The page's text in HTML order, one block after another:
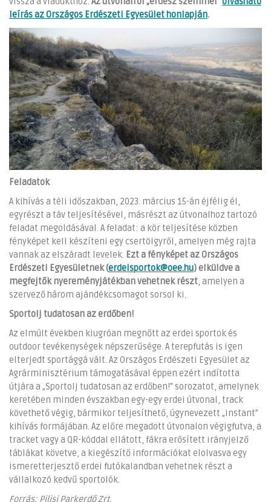
leírás az Országos Erdészeti Egyesület honlapján.
Feladatok
A kihívás a téli időszakban, 2023. március 15-án éjfélig él,
egyrészt a táv teljesítésével, másrészt az útvonalhoz tartozó
feladat megoldásával. A feladat: a kör teljesítése közben
fényképet kell készíteni egy csertölgyről, amelyen még rajta
vannak az elszáradt levelek. Ezt a fényképet az Országos
Erdészeti Egyesületnek (erdeisportok@oee.hu) elküldve a
megfejtők nyereményjátékban vehetnek részt, amelyen a
szervező három ajándékcsomagot sorsol ki.
Sportolj tudatosan az erdőben!
Az elmúlt években kiugróan megnőtt az erdei sportok és
outdoor tevékenységek népszerűsége. A terepfutás is igen
elterjedt sportággá vált. Az Országos Erdészeti Egyesület az
Agrárminisztérium támogatásával éppen ezért indította
útjára a „Sportolj tudatosan az erdőben!” sorozatot, amelynek
keretében minden évszakban egy-egy erdei útvonal, track
követhető végig, bármikor teljesíthető, úgynevezett „instant”
kihívás formájában. Az előre megadott útvonalon végigfutva, a
tracket vagy a QR-kóddal ellátott, fákra erősített irányjelző
táblákat követve, a kiegészítő információkat elolvasva egy
ismeretterjesztő erdei futókalandban vehetnek részt a
vállalkozó kedvű sportolók.
Forrás: Pilisi Parkerdő Zrt.